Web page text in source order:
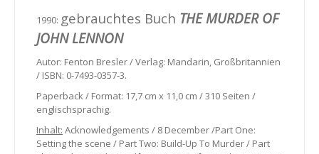
1990: gebrauchtes Buch THE MURDER OF
JOHN LENNON
Autor: Fenton Bresler / Verlag: Mandarin, Großbritannien
/ ISBN: 0-7493-0357-3.
Paperback / Format: 17,7 cm x 11,0 cm / 310 Seiten /
englischsprachig.
Inhalt: Acknowledgements / 8 December /Part One:
Setting the scene / Part Two: Build-Up To Murder / Part